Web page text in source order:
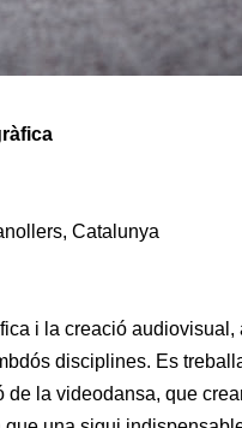
Catalunya
i la creació audiovisual,
disciplines. Es
la videodansa, que